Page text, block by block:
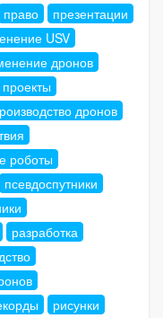
право
презентации
USV
дронов
проекты
дронов
роботы
псевдоспутники
разработка
рисунки